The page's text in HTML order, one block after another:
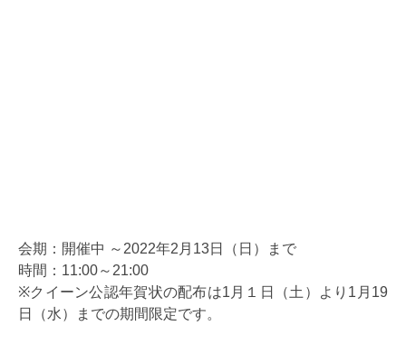
会期：開催中 ～2022年2月13日（日）まで
時間：11:00～21:00
※クイーン公認年賀状の配布は1月１日（土）より1月19
日（水）までの期間限定です。